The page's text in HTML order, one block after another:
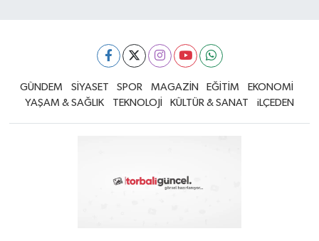
GÜNDEM SİYASET SPOR MAGAZİN EĞİTİM
EKONOMİ
YAŞAM & SAĞLIK
TEKNOLOJİ KÜLTÜR & SANAT iLÇEDEN